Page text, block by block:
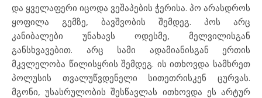
და ყველაფერი იცოდა ვეშაპების ჭერისა. პო არასდროს
ყოფილა გემზე, ბავშვობის შემდეგ. პოს არც
კანიბალები უნახავს ოდესმე, მელვილისგან
განსხვავებით. არც სამი ადამიანისგან ერთის
მკვლელობა წილისყრის შემდეგ. ის ითხოვდა სამხრეთ
პოლუსის თვალუწვდენელი სითეთრისკენ ცურვას.
მგონი, უსასრულობის შესწავლას ითხოვდა ეს არტურ